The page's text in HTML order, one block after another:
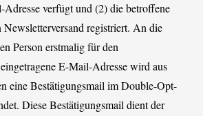
verfügt und (2) die betroffene
Newsletterversand registriert. An die
Person erstmalig für den
E-Mail-Adresse wird aus
eine Bestätigungsmail im Double-Opt-
Diese Bestätigungsmail dient der